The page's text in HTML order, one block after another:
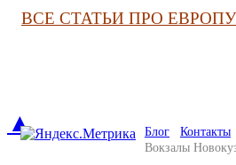
ВСЕ СТАТЬИ ПРО
▲ Блог
Контакты
Вокзалы